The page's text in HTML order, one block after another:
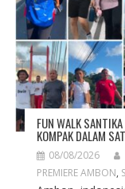
FUN WALK
KOMPAK DALAM
08/08/2026
PREMIERE AMBON,